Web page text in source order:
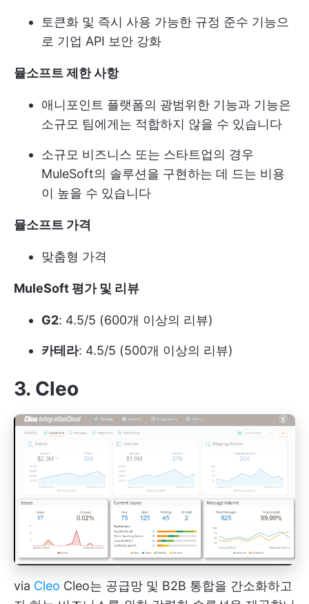
토큰화 및 즉시 사용 가능한 규정 준수 기능으
로 기업 API 보안 강화
뮬소프트 제한 사항
애니포인트 플랫폼의 광범위한 기능과 기능은
소규모 팀에게는 적합하지 않을 수 있습니다
소규모 비즈니스 또는 스타트업의 경우
MuleSoft의 솔루션을 구현하는 데 드는 비용
이 높을 수 있습니다
뮬소프트 가격
맞춤형 가격
MuleSoft 평가 및 리뷰
G2: 4.5/5 (600개 이상의 리뷰)
카테라: 4.5/5 (500개 이상의 리뷰)
3. Cleo
via Cleo Cleo는 공급망 및 B2B 통합을 간소화하고